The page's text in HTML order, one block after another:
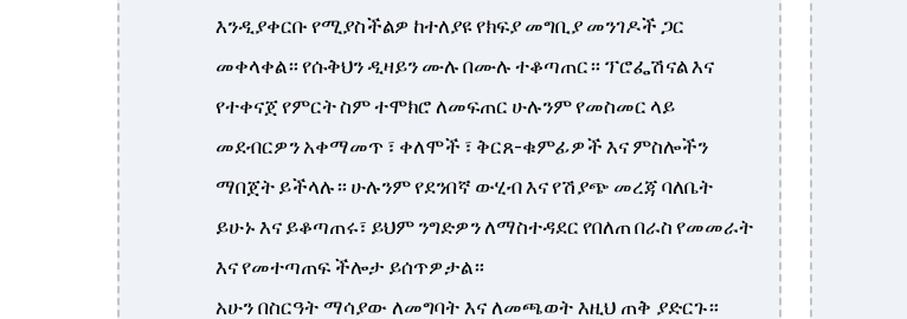
እንዲያቀርቡ የሚያስችልዎ ከተለያዩ የክፍያ መግቢያ መንገዶች ጋር
መቀላቀል። የሱቅህን ዲዛይን ሙሉ በሙሉ ተቆጣጠር። ፕሮፌሽናል እና
የተቀናጀ የምርት ስም ተሞክሮ ለመፍጠር ሁሉንም የመስመር ላይ
መደብርዎን አቀማመጥ ፣ ቀለሞች ፣ ቅርጸ-ቁምፊዎች እና ምስሎችን
ማበጀት ይችላሉ። ሁሉንም የደንበኛ ውሂብ እና የሽያጭ መረጃ ባለቤት
ይሁኑ እና ይቆጣጠሩ፣ ይህም ንግድዎን ለማስተዳደር የበለጠ በራስ የመመራት
እና የመተጣጠፍ ችሎታ ይሰጥዎታል።
አሁን በስርዓት ማሳያው ለመግባት እና ለመጫወት እዚህ ጠቅ ያድርጉ።